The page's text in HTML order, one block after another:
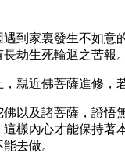
到家裏發生不如
劫生死輪迴之苦報。
親近佛菩薩進修，
以及諸菩薩，證
樣內心才能保持
去做。